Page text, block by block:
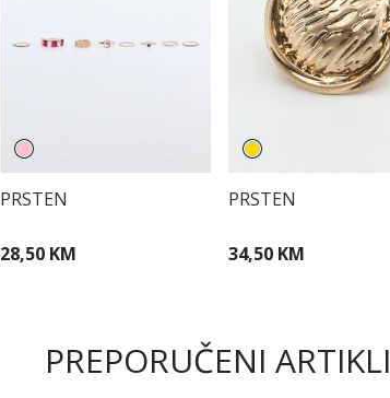
PRSTEN
28,50 KM
PRSTEN
34,50 KM
PREPORUČENI ARTIKLI